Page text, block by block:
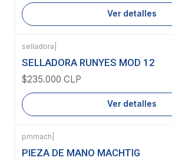
Ver detalles
Agotado
selladora
SELLADORA RUNYES MOD 12
$235.000 CLP
Ver detalles
Agotado
pmmach
PIEZA DE MANO MACHTIG